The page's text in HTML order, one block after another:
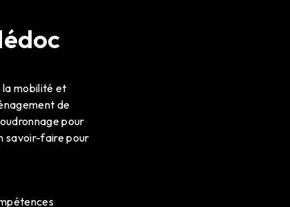
la mobilité et
de
pour
savoir-faire pour